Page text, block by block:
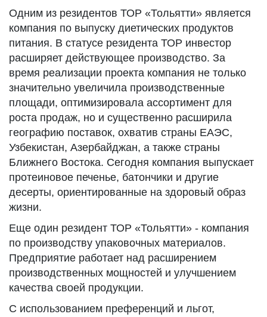
Одним из резидентов ТОР «Тольятти» является
компания по выпуску диетических продуктов
питания. В статусе резидента ТОР инвестор
расширяет действующее производство. За
время реализации проекта компания не только
значительно увеличила производственные
площади, оптимизировала ассортимент для
роста продаж, но и существенно расширила
географию поставок, охватив страны ЕАЭС,
Узбекистан, Азербайджан, а также страны
Ближнего Востока. Сегодня компания выпускает
протеиновое печенье, батончики и другие
десерты, ориентированные на здоровый образ
жизни.
Еще один резидент ТОР «Тольятти» - компания
по производству упаковочных материалов.
Предприятие работает над расширением
производственных мощностей и улучшением
качества своей продукции.
С использованием преференций и льгот,